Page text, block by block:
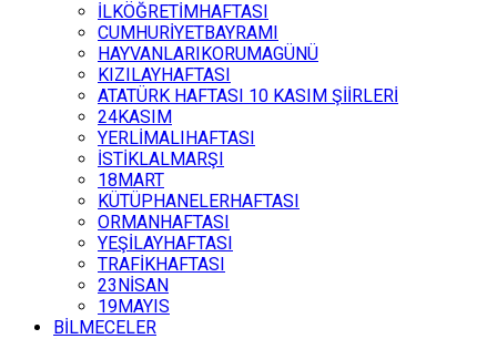
İLKÖĞRETİMHAFTASI
CUMHURİYETBAYRAMI
HAYVANLARIKORUMAGÜNÜ
KIZILAYHAFTASI
ATATÜRK HAFTASI 10 KASIM ŞİİRLERİ
24KASIM
YERLİMALIHAFTASI
İSTİKLALMARŞI
18MART
KÜTÜPHANELERHAFTASI
ORMANHAFTASI
YEŞİLAYHAFTASI
TRAFİKHAFTASI
23NİSAN
19MAYIS
BİLMECELER